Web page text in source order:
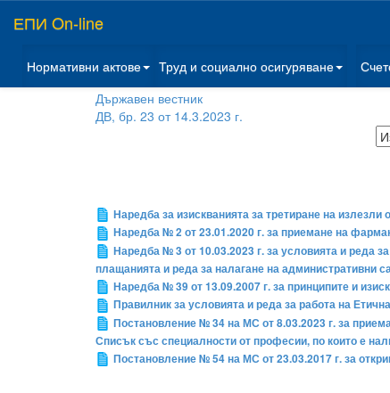
ЕПИ On-line
Нормативни актове Труд и социално осигуряване
Държавен вестник
ДВ, бр. 23 от 14.3.2023 г.
Наредба за изискванията за третиране на излезли
Наредба № 2 от 23.01.2020 г. за приемане на
Наредба № 3 от 10.03.2023 г. за условията и реда
плащанията и реда за налагане на административни
Наредба № 39 от 13.09.2007 г. за принципите и
Правилник за условията и реда за работа на
Постановление № 34 на МС от 8.03.2023 г. за
Списък със специалности от професии, по които е
Постановление № 54 на МС от 23.03.2017 г. за